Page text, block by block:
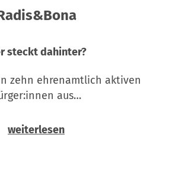
steckt dahinter?
zehn ehrenamtlich aktiven
aus…
weiterlesen